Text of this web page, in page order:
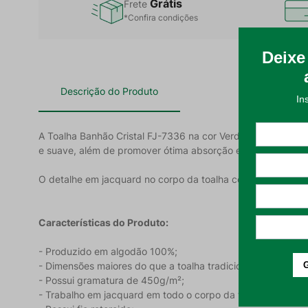
Frete Grátis
*Confira condições
Descrição do Produto
A Toalha Banhão Cristal FJ-7336 na cor Verde é
e suave, além de promover ótima absorção e secagem
O detalhe em jacquard no corpo da toalha confere ao
Características do Produto:
- Produzido em algodão 100%;
- Dimensões maiores do que a toalha tradicional, o que
- Possui gramatura de 450g/m²;
- Trabalho em jacquard em todo o corpo da toalha;